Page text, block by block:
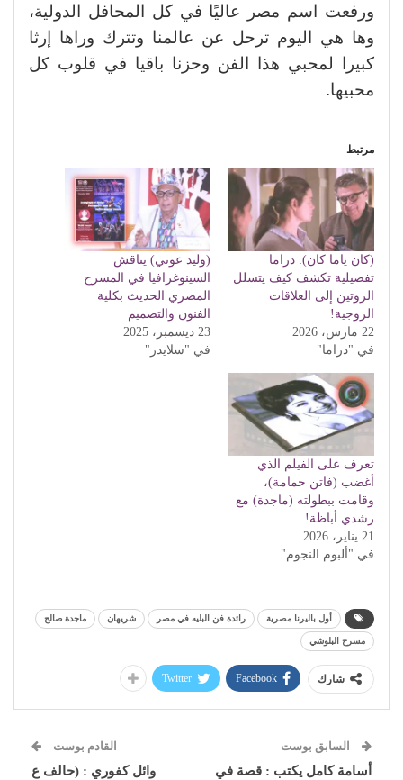
ورفعت اسم مصر عاليًا في كل المحافل الدولية،
وها هي اليوم ترحل عن عالمنا وتترك وراها إرثا
كبيرا لمحبي هذا الفن وحزنا باقيا في قلوب كل
محبيها.
مرتبط
(كان ياما كان): دراما
تفصيلية تكشف كيف يتسلل
الروتين إلى العلاقات
الزوجية!
22 مارس، 2026
في "دراما"
(وليد عوني) يناقش
السينوغرافيا في المسرح
المصري الحديث بكلية
الفنون والتصميم
23 ديسمبر، 2025
في "سلايدر"
تعرف على الفيلم الذي
أغضب (فاتن حمامة)،
وقامت ببطولته (ماجدة) مع
رشدي أباظة!
21 يناير، 2026
في "ألبوم النجوم"
أول باليرنا مصرية رائدة فن البليه في مصر شريهان ماجدة صالح
مسرح البلوشي
شارك Facebook
Twitter
السابق بوست
أسامة كامل يكتب : قصة في
القادم بوست
وائل كفوري : (حالف ع